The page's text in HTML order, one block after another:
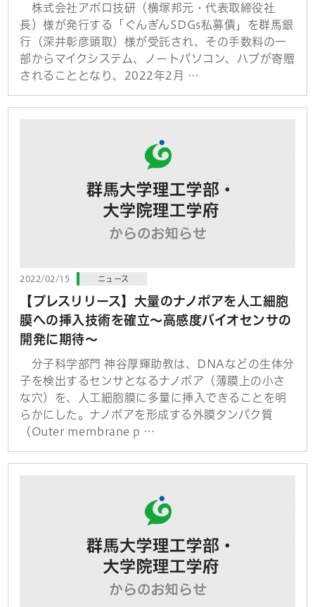
株式会社アポロ技研（横塚邦元・代表取締役社
長）様が発行する「ぐんぎんSDGs私募債」を群馬銀
行（深井彰彦頭取）様が受託され、その手数料の一
部からマイクシステム、ノートパソコン、ハブが寄贈
されることとなり、2022年2月 …
2022/02/15 ニュース
【プレスリリース】大量のナノポアを人工細胞
膜への挿入技術を確立～高感度バイオセンサの
開発に期待～
分子科学部門 神谷厚輝助教は、DNAなどの生体分
子を検出するセンサとなるナノポア（薄膜上の小さ
な穴）を、人工細胞膜に多量に挿入できることを明
らかにした。ナノポアを形成する外膜タンパク質
（Outer membrane p …